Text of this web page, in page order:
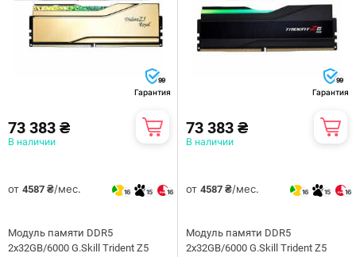
99
Гарантия
73 383 ₴
В наличии
от 4587 ₴/мес. 16 15 16
Модуль памяти DDR5
2x32GB/6000 G.Skill Trident Z5
99
Гарантия
73 383 ₴
В наличии
от 4587 ₴/мес. 16 15 16
Модуль памяти DDR5
2x32GB/6000 G.Skill Trident Z5